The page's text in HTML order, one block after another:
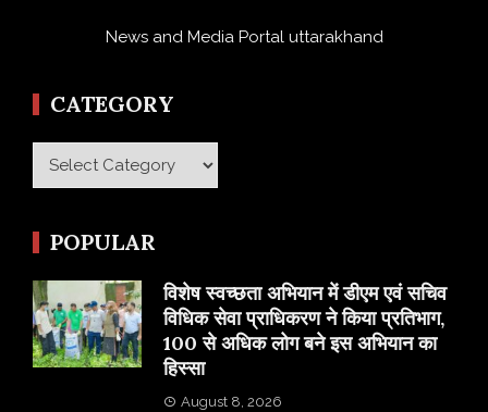
News and Media Portal uttarakhand
CATEGORY
Category
POPULAR
विशेष स्वच्छता अभियान में डीएम एवं सचिव
विधिक सेवा प्राधिकरण ने किया प्रतिभाग,
100 से अधिक लोग बने इस अभियान का
हिस्सा
August 8, 2026